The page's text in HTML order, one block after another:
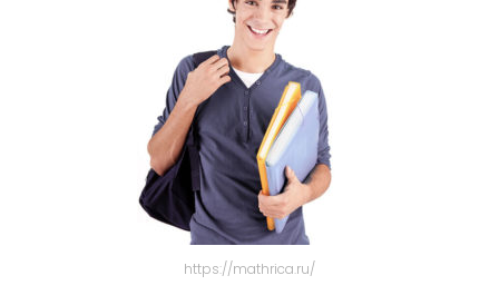
https://mathrica.ru/